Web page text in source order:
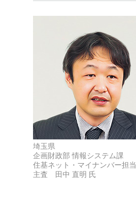
埼玉県
企画財政部 情報システム課
住基ネット・マイナンバー担当
主査 田中 直明 氏